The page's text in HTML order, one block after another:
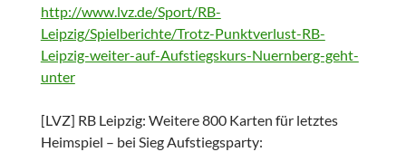
http://www.lvz.de/Sport/RB-
Leipzig/Spielberichte/Trotz-Punktverlust-RB-
Leipzig-weiter-auf-Aufstiegskurs-Nuernberg-geht-
unter
[LVZ] RB Leipzig: Weitere 800 Karten für letztes
Heimspiel – bei Sieg Aufstiegsparty: